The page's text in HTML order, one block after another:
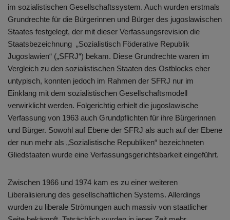
im sozialistischen Gesellschaftssystem. Auch wurden erstmals
Grundrechte für die Bürgerinnen und Bürger des jugoslawischen
Staates festgelegt, der mit dieser Verfassungsrevision die
Staatsbezeichnung „Sozialistisch Föderative Republik
Jugoslawien“ („SFRJ“) bekam. Diese Grundrechte waren im
Vergleich zu den sozialistischen Staaten des Ostblocks eher
untypisch, konnten jedoch im Rahmen der SFRJ nur im
Einklang mit dem sozialistischen Gesellschaftsmodell
verwirklicht werden. Folgerichtig erhielt die jugoslawische
Verfassung von 1963 auch Grundpflichten für ihre Bürgerinnen
und Bürger. Sowohl auf Ebene der SFRJ als auch auf der Ebene
der nun mehr als „Sozialistische Republiken“ bezeichneten
Gliedstaaten wurde eine Verfassungsgerichtsbarkeit eingeführt.
Zwischen 1966 und 1974 kam es zu einer weiteren
Liberalisierung des gesellschaftlichen Systems. Allerdings
wurden zu liberale Strömungen auch massiv von staatlicher